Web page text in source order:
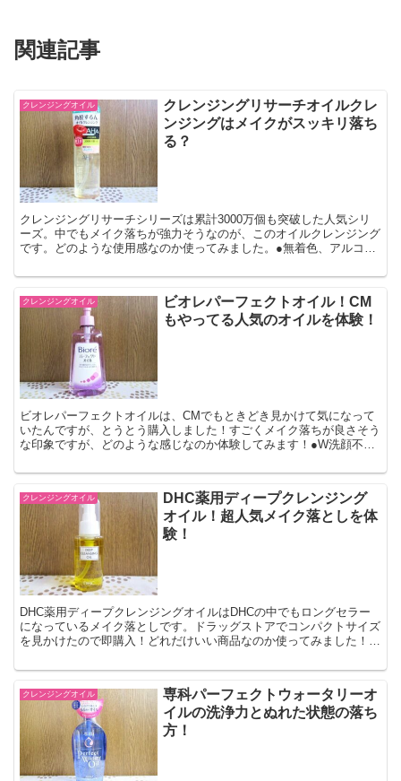
関連記事
クレンジングオイル
クレンジングリサーチオイルクレ
ンジングはメイクがスッキリ落ち
る？
クレンジングリサーチシリーズは累計3000万個も突破した人気シリ
ーズ。中でもメイク落ちが強力そうなのが、このオイルクレンジング
です。どのような使用感なのか使ってみました。●無着色、アルコー
クレンジングオイル
ビオレパーフェクトオイル！CM
もやってる人気のオイルを体験！
ビオレパーフェクトオイルは、CMでもときどき見かけて気になって
いたんですが、とうとう購入しました！すごくメイク落ちが良さそう
な印象ですが、どのような感じなのか体験してみます！●W洗顔不
クレンジングオイル
DHC薬用ディープクレンジング
オイル！超人気メイク落としを体
験！
DHC薬用ディープクレンジングオイルはDHCの中でもロングセラー
になっているメイク落としです。ドラッグストアでコンパクトサイズ
を見かけたので即購入！どれだけいい商品なのか使ってみました！●
クレンジングオイル
専科パーフェクトウォータリーオ
イルの洗浄力とぬれた状態の落ち
方！